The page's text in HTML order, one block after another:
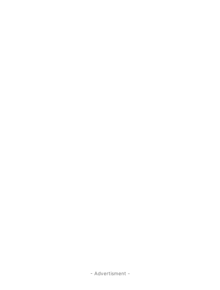
- Advertisment -